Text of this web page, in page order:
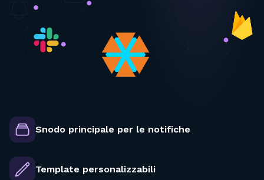
Snodo principale per le notifiche
Template personalizzabili